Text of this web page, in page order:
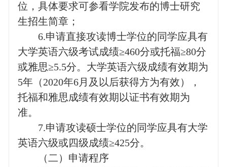
位，具体要求可参看学院发布的博士研究
生招生简章；
6.申请直接攻读博士学位的同学应具有
大学英语六级考试成绩≥460分或托福≥80分
或雅思≥5.5分。大学英语六级成绩有效期为
5年（2020年6月及以后获得方为有效），
托福和雅思成绩有效期以证书有效期为
准。
7.申请攻读硕士学位的同学应具有大学
英语六级或四级成绩≥425分。
（二）申请程序